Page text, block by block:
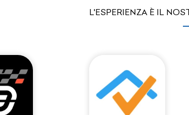
L'ESPERIENZA È IL